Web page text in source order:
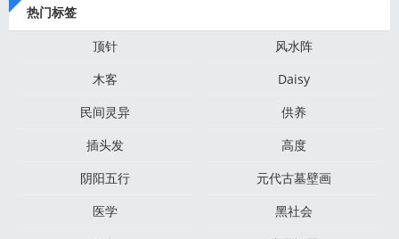
热门标签
顶针
风水阵
木客
Daisy
民间灵异
供养
插头发
高度
阴阳五行
元代古墓壁画
医学
黑社会